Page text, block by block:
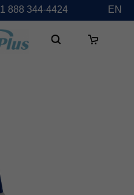
1888344-4424 EN